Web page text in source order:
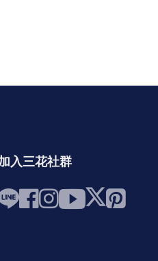
入三花社群